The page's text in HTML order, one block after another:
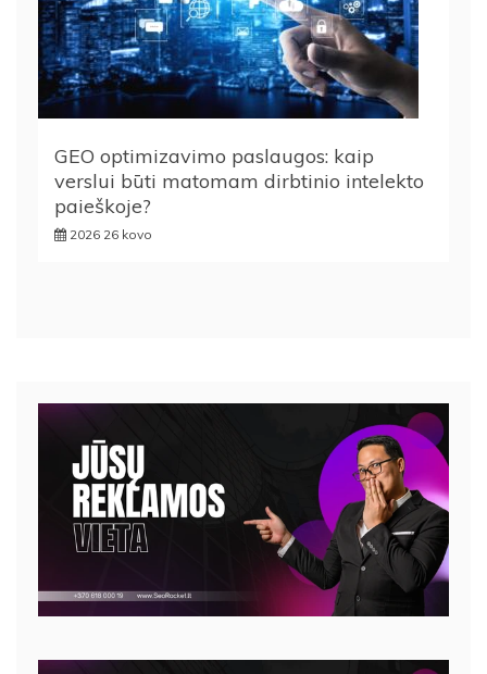
GEO optimizavimo paslaugos: kaip
verslui būti matomam dirbtinio intelekto
paieškoje?
2026 26 kovo